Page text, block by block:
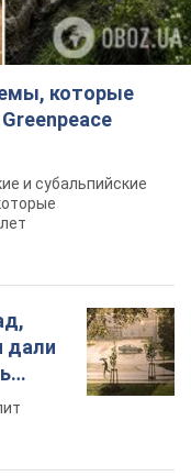
которые
и субальпийские
дали